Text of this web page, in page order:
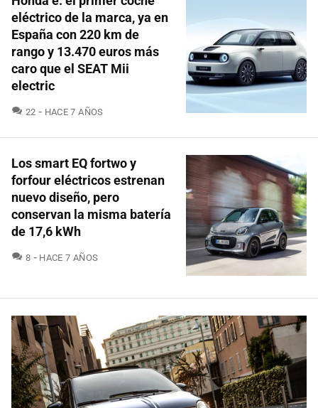
eléctrico de la marca, ya en
España con 220 km de
rango y 13.470 euros más
caro que el SEAT Mii
electric
22 COMENTARIOS
HACE 7 AÑOS
Los smart EQ fortwo y
forfour eléctricos estrenan
nuevo diseño, pero
conservan la misma batería
de 17,6 kWh
8 COMENTARIOS
HACE 7 AÑOS